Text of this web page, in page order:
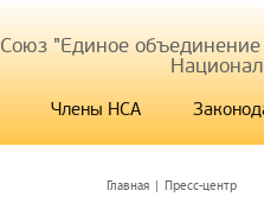
Союз "Единое
Члены НСА
Главная | Пресс-центр